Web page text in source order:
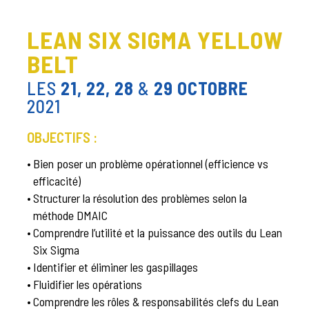
LEAN SIX SIGMA YELLOW
BELT
LES 21, 22, 28 & 29 OCTOBRE
2021
OBJECTIFS :
• Bien poser un problème opérationnel (efficience vs
efficacité)
•Structurer la résolution des problèmes selon la
méthode DMAIC
•Comprendre l’utilité et la puissance des outils du Lean
Six Sigma
• Identifier et éliminer les gaspillages
• Fluidifier les opérations
•Comprendre les rôles & responsabilités clefs du Lean